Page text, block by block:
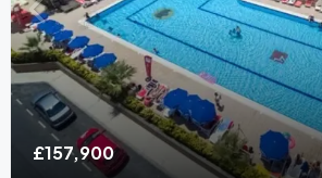
£157,900